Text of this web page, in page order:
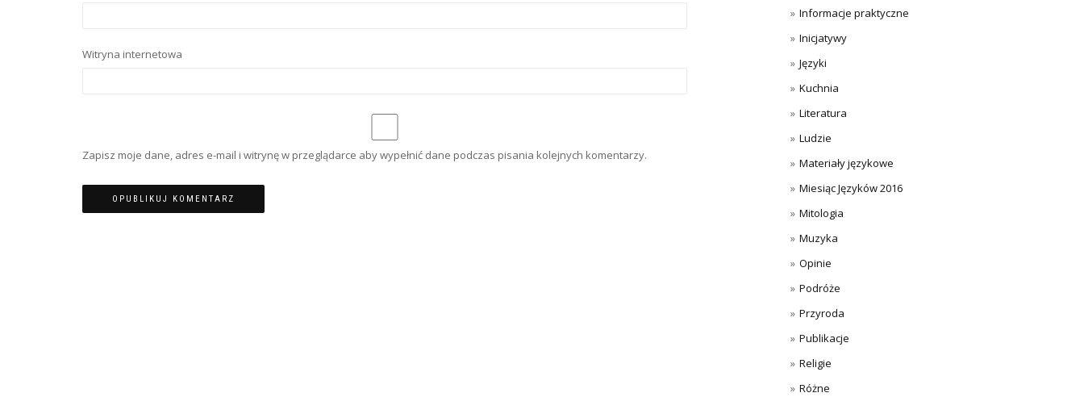
Witryna internetowa
Zapisz moje dane, adres e-mail i witrynę w przeglądarce aby wypełnić dane podczas pisania kolejnych komentarzy.
Informacje praktyczne
Inicjatywy
Języki
Kuchnia
Literatura
Ludzie
Materiały językowe
Miesiąc Języków 2016
Mitologia
Muzyka
Opinie
Podróże
Przyroda
Publikacje
Religie
Różne